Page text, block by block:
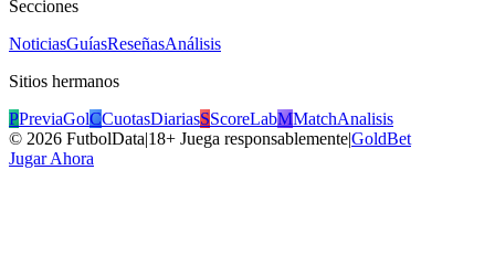
Secciones
NoticiasGuíasReseñasAnálisis
Sitios hermanos
PPreviaGolCCuotasDiariasSScoreLabMMatchAnalisis
© 2026 FutbolData|18+ Juega responsablemente|GoldBet
Jugar Ahora